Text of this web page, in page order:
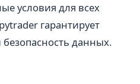
условия для всех
гарантирует
данных.